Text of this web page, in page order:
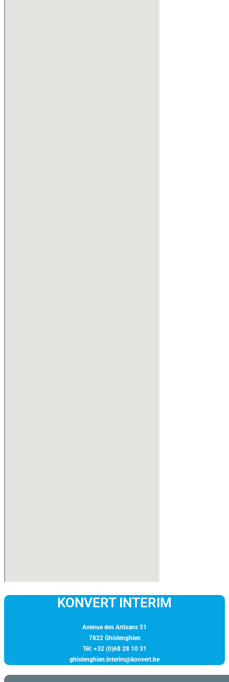
KONVERT INTERIM
Avenue des Artisans 51
7822 Ghislenghien
Tél: +32 (0)68 28 10 31
ghislenghien.interim@konvert.be